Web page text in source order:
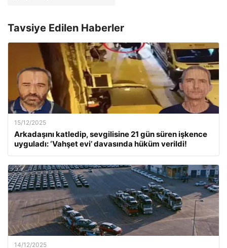
Tavsiye Edilen Haberler
15/12/2025
Arkadaşını katledip, sevgilisine 21 gün süren işkence
uyguladı: ‘Vahşet evi’ davasında hüküm verildi!
14/12/2025